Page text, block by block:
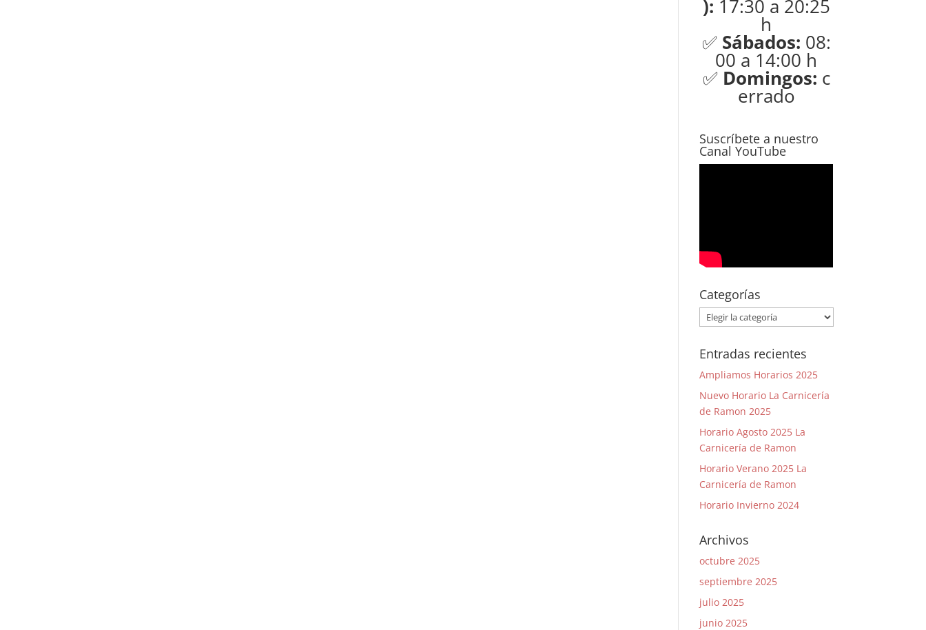
): 17:30 a 20:25
h
✅ Sábados: 08:
00 a 14:00 h
✅ Domingos: c
errado
Suscríbete a nuestro
Canal YouTube
Categorías
Categorías
Entradas recientes
Ampliamos Horarios 2025
Nuevo Horario La Carnicería
de Ramon 2025
Horario Agosto 2025 La
Carnicería de Ramon
Horario Verano 2025 La
Carnicería de Ramon
Horario Invierno 2024
Archivos
octubre 2025
septiembre 2025
julio 2025
junio 2025